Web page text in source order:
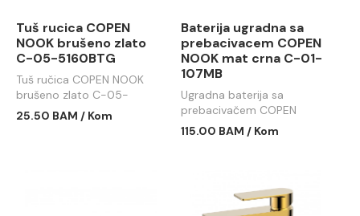
Tuš rucica COPEN
NOOK brušeno zlato
C-05-5160BTG
Tuš ručica COPEN NOOK
brušeno zlato C-05-
5160BTG
25.50 BAM / Kom
Baterija ugradna sa
prebacivacem COPEN
NOOK mat crna C-01-
107MB
Ugradna baterija sa
prebacivačem COPEN
NOOK mat crna C-01-
115.00 BAM / Kom